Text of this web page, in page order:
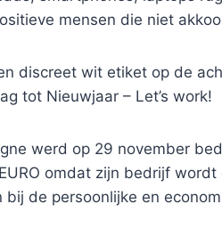
mensen die niet
discreet wit etiket op de
tot Nieuwjaar – Let’s work!
werd op 29 november
omdat zijn bedrijf
bij de persoonlijke en